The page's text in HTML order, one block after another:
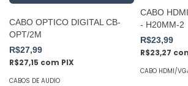
CABO OPTICO DIGITAL CB-
OPT/2M
R$27,99
R$27,15 com PIX
CABOS DE AUDIO
CABO
- H20MM-2
R$23,99
R$23,27
CABO HDMI/